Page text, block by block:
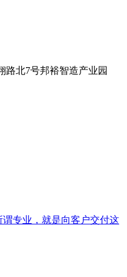
路北7号邦裕智造产业园
谓专业，就是向客户交付这